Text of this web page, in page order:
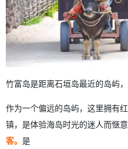
竹富岛是距离石垣岛最近的岛屿
作为一个偏远的岛屿，这里拥有
镇，是体验海岛时光的迷人而惬意
客。 是